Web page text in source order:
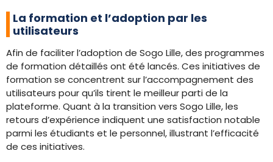
La formation et l’adoption par les
utilisateurs
Afin de faciliter l’adoption de Sogo Lille, des programmes
de formation détaillés ont été lancés. Ces initiatives de
formation se concentrent sur l’accompagnement des
utilisateurs pour qu’ils tirent le meilleur parti de la
plateforme. Quant à la transition vers Sogo Lille, les
retours d’expérience indiquent une satisfaction notable
parmi les étudiants et le personnel, illustrant l’efficacité
de ces initiatives.